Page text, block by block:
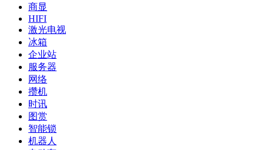
商显
HIFI
激光电视
冰箱
企业站
服务器
网络
攒机
时讯
图赏
智能锁
机器人